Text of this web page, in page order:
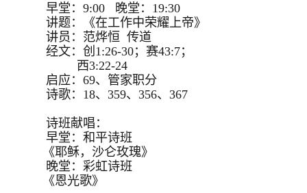
早堂：9:00 晚堂：19:30
讲题：《在工作中荣耀上帝》
讲员：范烨恒 传道
经文：创1:26-30；赛43:7；
西3:22-24
启应：69、管家职分
诗歌：18、359、356、367
诗班献唱：
早堂：和平诗班
《耶稣，沙仑玫瑰》
晚堂：彩虹诗班
《恩光歌》